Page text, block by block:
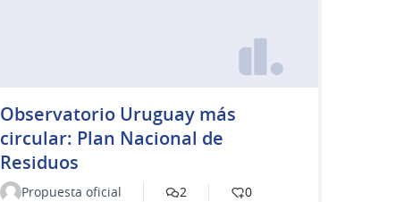
Observatorio Uruguay más
circular: Plan Nacional de
Residuos
Propuesta oficial 2 0